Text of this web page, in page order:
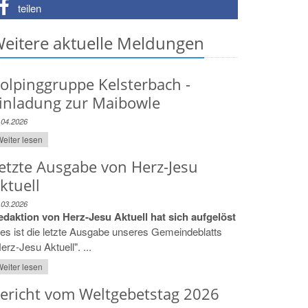
teilen
aktuelle Meldungen
Kelsterbach -
zur Maibowle
lesen
Ausgabe von Herz-Jesu
von Herz-Jesu Aktuell hat sich aufgelöst
ist die letzte Ausgabe unseres Gemeindeblatts
Jesu Aktuell". ...
lesen
vom Weltgebetstag 2026